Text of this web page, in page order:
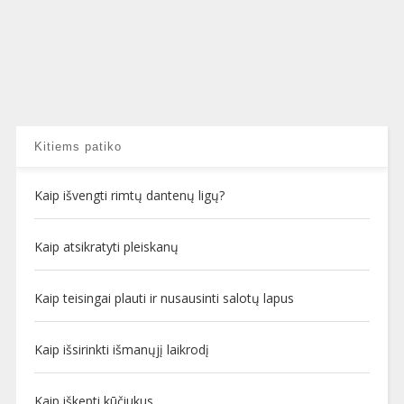
Kitiems patiko
Kaip išvengti rimtų dantenų ligų?
Kaip atsikratyti pleiskanų
Kaip teisingai plauti ir nusausinti salotų lapus
Kaip išsirinkti išmanųjį laikrodį